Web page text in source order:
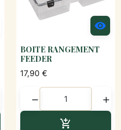

BOITE RANGEMENT
FEEDER
17,90 €
 
